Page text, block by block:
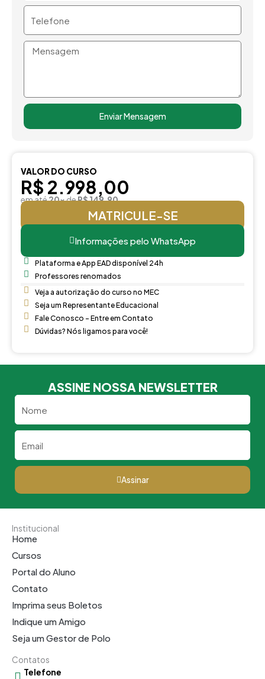
Mensagem
Enviar Mensagem
VALOR DO CURSO
R$ 2.998,00
em até20xdeR$ 149,90
MATRICULE-SE
Informações pelo WhatsApp
Plataforma e App EAD disponível 24h
Professores renomados
Veja a autorização do curso no MEC
Seja um Representante Educacional
Fale Conosco - Entre em Contato
Dúvidas? Nós ligamos para você!
ASSINE NOSSA NEWSLETTER
Assinar
Institucional
Home
Cursos
Portal do Aluno
Contato
Imprima seus Boletos
Indique um Amigo
Seja um Gestor de Polo
Contatos
Telefone